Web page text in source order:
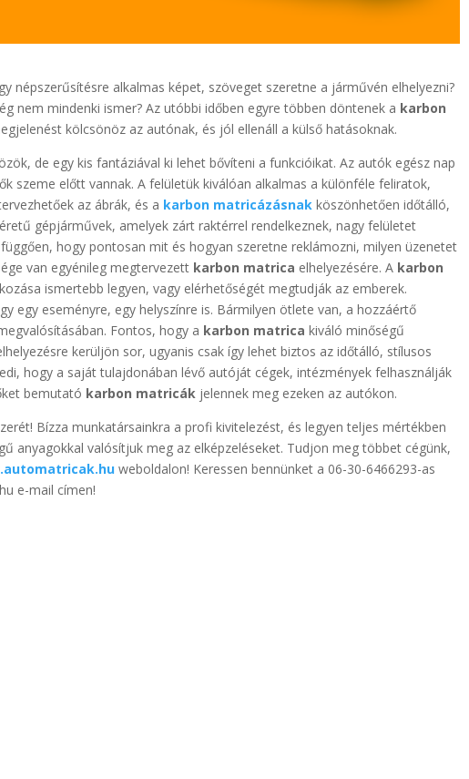
népszerűsítésre alkalmas képet, szöveget szeretne a járművén elhelyezni?
nem mindenki ismer? Az utóbbi időben egyre többen döntenek a karbon
kölcsönöz az autónak, és jól ellenáll a külső hatásoknak.
de egy kis fantáziával ki lehet bővíteni a funkcióikat. Az autók egész nap
szeme előtt vannak. A felületük kiválóan alkalmas a különféle feliratok,
az ábrák, és a karbon matricázásnak köszönhetően időtálló,
gépjárművek, amelyek zárt raktérrel rendelkeznek, nagy felületet
hogy pontosan mit és hogyan szeretne reklámozni, milyen üzenetet
van egyénileg megtervezett karbon matrica elhelyezésére. A karbon
ismertebb legyen, vagy elérhetőségét megtudják az emberek.
egy eseményre, egy helyszínre is. Bármilyen ötlete van, a hozzáértő
Fontos, hogy a karbon matrica kiváló minőségű
kerüljön sor, ugyanis csak így lehet biztos az időtálló, stílusos
hogy a saját tulajdonában lévő autóját cégek, intézmények felhasználják
bemutató karbon matricák jelennek meg ezeken az autókon.
Bízza munkatársainkra a profi kivitelezést, és legyen teljes mértékben
anyagokkal valósítjuk meg az elképzeléseket. Tudjon meg többet cégünk,
weboldalon! Keressen bennünket a 06-30-6466293-as
e-mail címen!